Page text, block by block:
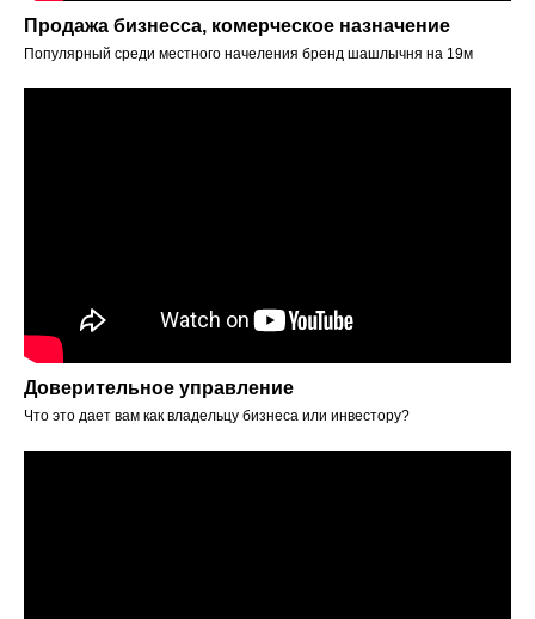
Продажа бизнесса, комерческое назначение
Популярный среди местного начеления бренд шашлычня на 19м
Доверительное управление
Что это дает вам как владельцу бизнеса или инвестору?